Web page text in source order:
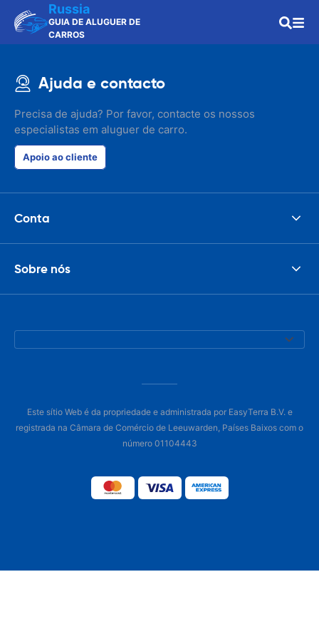
Russia
GUIA DE ALUGUER DE
CARROS
Ajuda e contacto
Precisa de ajuda? Por favor, contacte os nossos
especialistas em aluguer de carro.
Apoio ao cliente
Conta
Sobre nós
Este sítio Web é da propriedade e administrada por EasyTerra B.V. e
registrada na Câmara de Comércio de Leeuwarden, Países Baixos com o
número 01104443